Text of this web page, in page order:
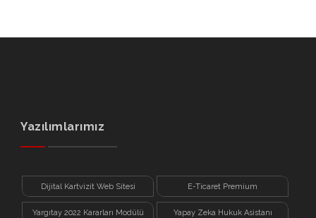
Yazılımlarımız
Dijital Kartvizit Web Sitesi E-Ticaret Premium
Yargıtay 2022 Kararları Modülü Yapay Zeka Hukuk Asistanı